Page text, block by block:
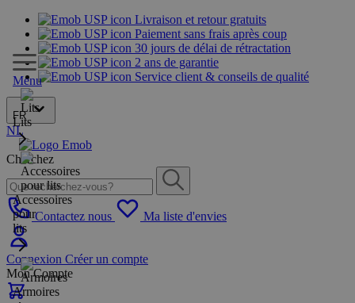
Livraison et retour gratuits
Paiement sans frais après coup
30 jours de délai de rétractation
2 ans de garantie
Service client & conseils de qualité
FR
NL
Cherchez
Contactez nous Ma liste d'envies
Connexion Créer un compte
Mon Compte
Menu
Lits
Accessoires
pour
lits
Armoires